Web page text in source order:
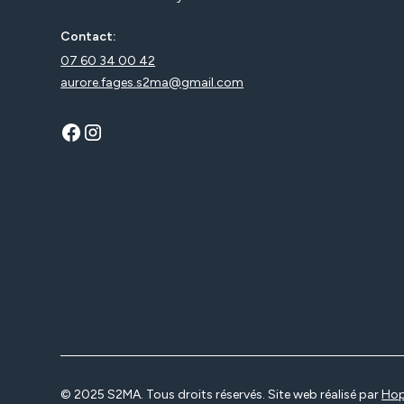
Contact:
07 60 34 00 42
aurore.fages.s2ma@gmail.com
© 2025 S2MA. Tous droits réservés. Site web réalisé par